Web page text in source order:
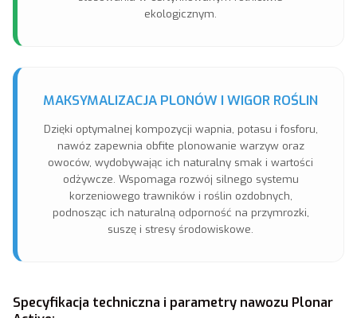
ekologicznym.
MAKSYMALIZACJA PLONÓW I WIGOR ROŚLIN
Dzięki optymalnej kompozycji wapnia, potasu i fosforu,
nawóz zapewnia obfite plonowanie warzyw oraz
owoców, wydobywając ich naturalny smak i wartości
odżywcze. Wspomaga rozwój silnego systemu
korzeniowego trawników i roślin ozdobnych,
podnosząc ich naturalną odporność na przymrozki,
suszę i stresy środowiskowe.
Specyfikacja techniczna i parametry nawozu Plonar